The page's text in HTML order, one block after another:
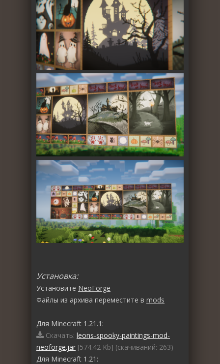
Установка:
Установите NeoForge
Файлы из архива переместите в mods
Для Minecraft 1.21.1:
Скачать: leons-spooky-paintings-mod-
neoforge.jar [574.42 Kb] (cкачиваний: 263)
Для Minecraft 1.21: